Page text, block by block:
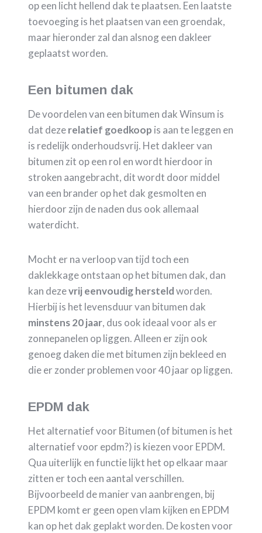
op een licht hellend dak te plaatsen. Een laatste
toevoeging is het plaatsen van een groendak,
maar hieronder zal dan alsnog een dakleer
geplaatst worden.
Een bitumen dak
De voordelen van een bitumen dak Winsum is
dat dezerelatief goedkoop is aan te leggen en
is redelijk onderhoudsvrij. Het dakleer van
bitumen zit op een rol en wordt hierdoor in
stroken aangebracht, dit wordt door middel
van een brander op het dak gesmolten en
hierdoor zijn de naden dus ook allemaal
waterdicht.
Mocht er na verloop van tijd toch een
daklekkage ontstaan op het bitumen dak, dan
kan dezevrij eenvoudig hersteldworden.
Hierbij is het levensduur van bitumen dak
minstens 20 jaar, dus ook ideaal voor als er
zonnepanelen op liggen. Alleen er zijn ook
genoeg daken die met bitumen zijn bekleed en
die er zonder problemen voor 40 jaar op liggen.
EPDM dak
Het alternatief voor Bitumen (of bitumen is het
alternatief voor epdm?) is kiezen voor EPDM.
Qua uiterlijk en functie lijkt het op elkaar maar
zitten er toch een aantal verschillen.
Bijvoorbeeld de manier van aanbrengen, bij
EPDM komt er geen open vlam kijken en EPDM
kan op het dak geplakt worden. De kosten voor